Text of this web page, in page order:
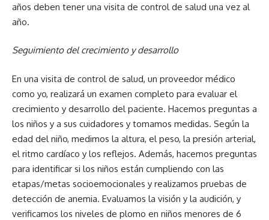
años deben tener una visita de control de salud una vez al
año.
Seguimiento del crecimiento y desarrollo
En una visita de control de salud, un proveedor médico
como yo, realizará un examen completo para evaluar el
crecimiento y desarrollo del paciente. Hacemos preguntas a
los niños y a sus cuidadores y tomamos medidas. Según la
edad del niño, medimos la altura, el peso, la presión arterial,
el ritmo cardíaco y los reflejos. Además, hacemos preguntas
para identificar si los niños están cumpliendo con las
etapas/metas socioemocionales y realizamos pruebas de
detección de anemia. Evaluamos la visión y la audición, y
verificamos los niveles de plomo en niños menores de 6